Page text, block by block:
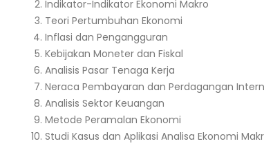
Indikator-Indikator Ekonomi Makro
Teori Pertumbuhan Ekonomi
Inflasi dan Pengangguran
Kebijakan Moneter dan Fiskal
Analisis Pasar Tenaga Kerja
Neraca Pembayaran dan Perdagangan
Analisis Sektor Keuangan
Metode Peramalan Ekonomi
Studi Kasus dan Aplikasi Analisa Ekonomi